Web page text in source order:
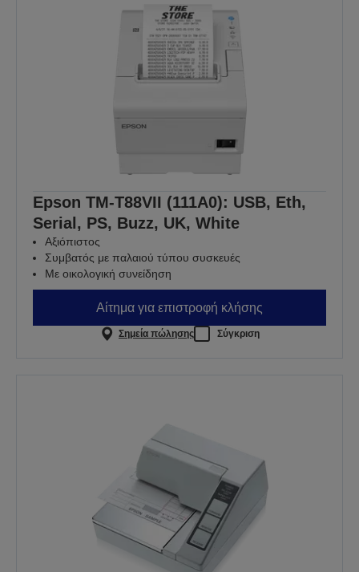
Epson TM-T88VII (111A0): USB, Eth,
Serial, PS, Buzz, UK, White
Αξιόπιστος
Συμβατός με παλαιού τύπου συσκευές
Με οικολογική συνείδηση
Αίτημα για επιστροφή κλήσης
Σημεία πώλησης Σύγκριση